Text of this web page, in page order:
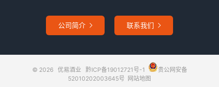
公司简介  联系我们 
© 2026 优易酒业 黔ICP备19012721号-1
贵公网安备
52010202003645号 网站地图